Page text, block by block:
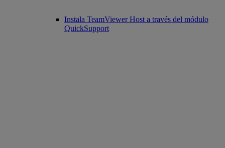
Instala TeamViewer Host a través del módulo
QuickSupport